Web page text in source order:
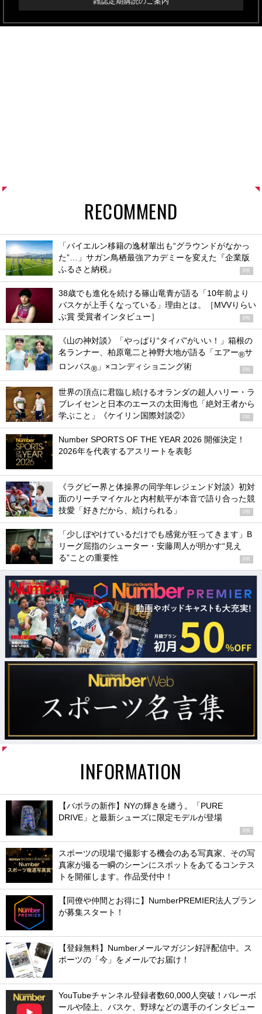
RECOMMEND
「バイエルン移籍の逸材輩出も“グラウンドがなかっ
た”…」サガン鳥栖最強アカデミーを変えた『企業版
ふるさと納税』
PR
38歳でも進化を続ける篠山竜青が語る「10年前より
バスケが上手くなっている」理由とは。［MVVりらい
ぶ賞 受賞者インタビュー］
PR
《山の神対談》「やっぱり“タイパ”がいい！」箱根の
名ランナー、柏原竜二と神野大地が語る「エアー®サ
ロンパス® 」×コンディショニング術 PR
世界の頂点に君臨し続けるオランダの超人ハリー・ラ
ブレイセンと日本のエースの太田海也「絶対王者から
学ぶこと」《ケイリン国際対談②》
PR
Number SPORTS OF THE YEAR 2026 開催決定！
2026年を代表するアスリートを表彰
《ラグビー界と体操界の同学年レジェンド対談》初対
面のリーチマイケルと内村航平が本音で語り合った競
技愛「好きだから、続けられる」
PR
「少しぼやけているだけでも感覚が狂ってきます」B
リーグ屈指のシューター・安藤周人が明かす“見え
る”ことの重要性
PR
INFORMATION
【バボラの新作】NYの輝きを纏う。「PURE
DRIVE」と最新シューズに限定モデルが登場
PR
スポーツの現場で撮影する機会のある写真家、その写
真家が撮る一瞬のシーンにスポットをあてるコンテス
トを開催します。作品受付中！
【同僚や仲間とお得に】NumberPREMIER法人プラン
が募集スタート！
【登録無料】Numberメールマガジン好評配信中。ス
ポーツの「今」をメールでお届け！
YouTubeチャンネル登録者数60,000人突破！バレーボ
ールや陸上、バスケ、野球などの選手のインタビュー